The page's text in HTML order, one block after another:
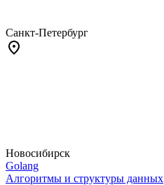
Санкт-Петербург
Новосибирск
Golang
Алгоритмы и структуры данных